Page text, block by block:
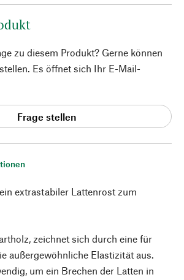
extrastabiler Lattenrost zum
zeichnet sich durch eine für
außergewöhnliche Elastizität aus.
um ein Brechen der Latten in
zu diesem Produkt? Gerne können
Es öffnet sich Ihr E-Mail-
Frage stellen